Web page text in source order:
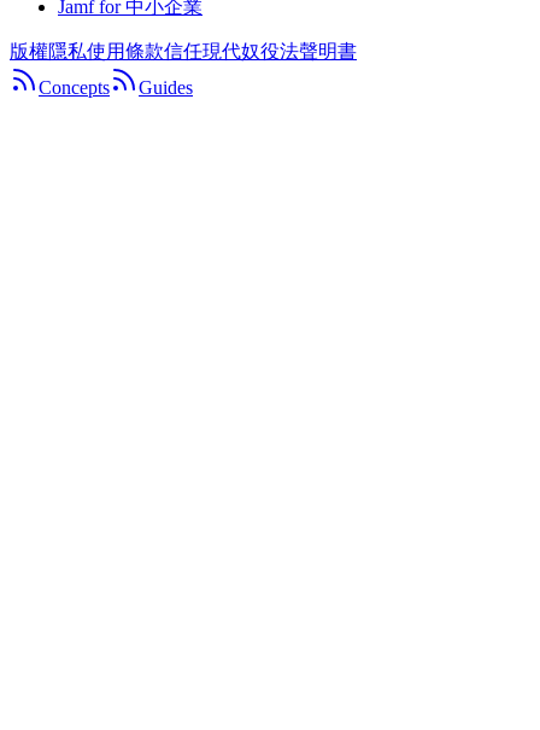
Jamf for 中小企業
版權隱私使用條款信任現代奴役法聲明書
Concepts
Guides